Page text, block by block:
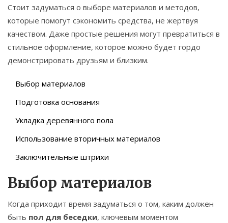
Стоит задуматься о выборе материалов и методов,
которые помогут сэкономить средства, не жертвуя
качеством. Даже простые решения могут превратиться в
стильное оформление, которое можно будет гордо
демонстрировать друзьям и близким.
Выбор материалов
Подготовка основания
Укладка деревянного пола
Использование вторичных материалов
Заключительные штрихи
Выбор материалов
Когда приходит время задуматься о том, каким должен
быть пол для беседки, ключевым моментом